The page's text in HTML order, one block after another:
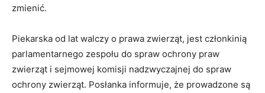
zmienić.
Piekarska od lat walczy o prawa zwierząt, jest członkinią
parlamentarnego zespołu do spraw ochrony praw
zwierząt i sejmowej komisji nadzwyczajnej do spraw
ochrony zwierząt. Posłanka informuje, że prowadzone są